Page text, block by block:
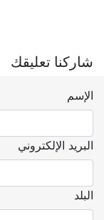
شاركنا تعليقك
الإسم
البريد الإلكتروني
البلد